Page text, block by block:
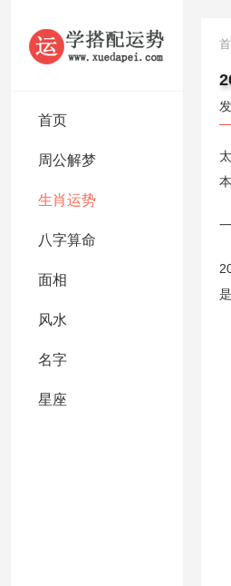
首页
周公解梦
生肖运势
八字算命
面相
风水
名字
星座